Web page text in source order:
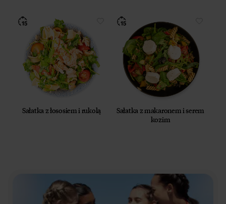
Sałatka z łososiem i rukolą
Sałatka z makaronem i serem
kozim